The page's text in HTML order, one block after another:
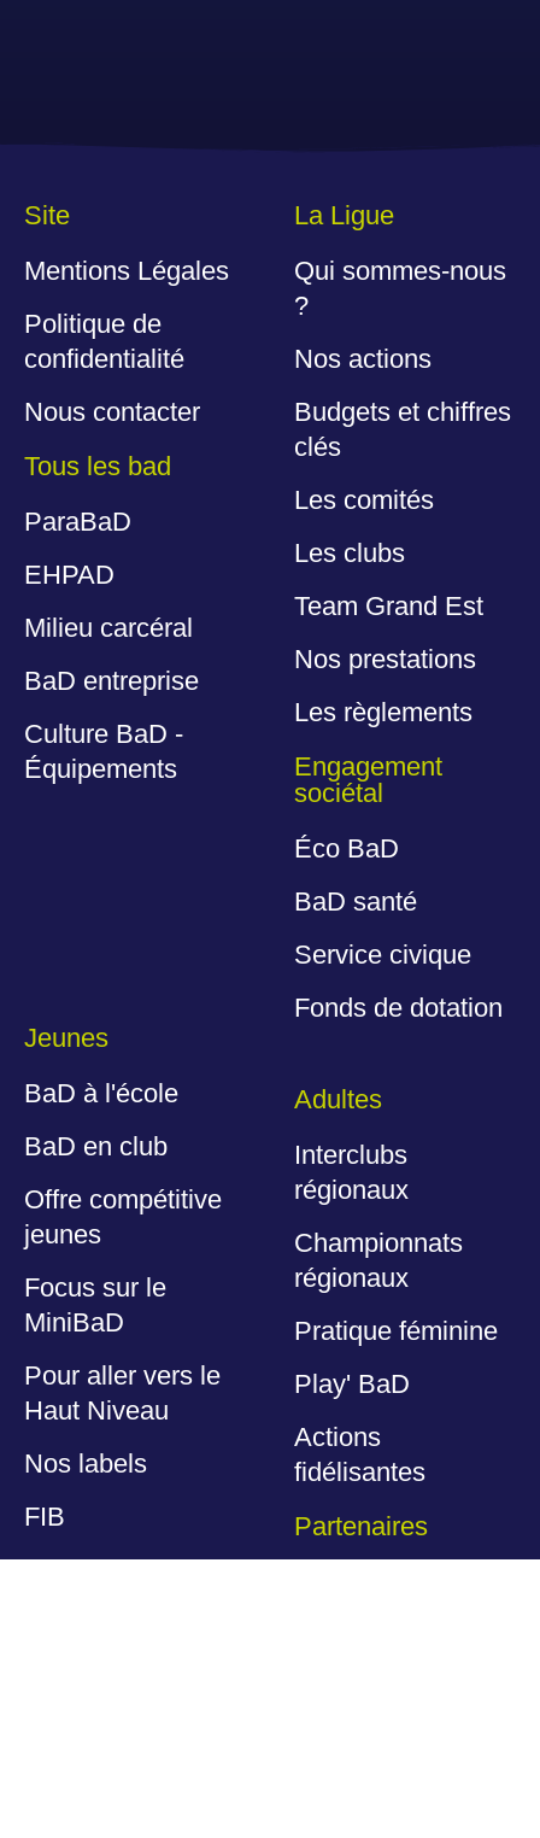
Site
Mentions Légales
Politique de
confidentialité
Nous contacter
Tous les bad
ParaBaD
EHPAD
Milieu carcéral
BaD entreprise
Culture BaD -
Équipements
La Ligue
Qui sommes-nous
?
Nos actions
Budgets et chiffres
clés
Les comités
Les clubs
Team Grand Est
Nos prestations
Les règlements
Engagement
sociétal
Éco BaD
BaD santé
Service civique
Fonds de dotation
Jeunes
BaD à l'école
BaD en club
Offre compétitive
jeunes
Focus sur le
MiniBaD
Pour aller vers le
Haut Niveau
Nos labels
FIB
Adultes
Interclubs
régionaux
Championnats
régionaux
Pratique féminine
Play' BaD
Actions
fidélisantes
Partenaires